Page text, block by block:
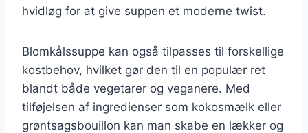
hvidløg for at give suppen et moderne twist.
Blomkålssuppe kan også tilpasses til forskellige
kostbehov, hvilket gør den til en populær ret
blandt både vegetarer og veganere. Med
tilføjelsen af ingredienser som kokosmælk eller
grøntsagsbouillon kan man skabe en lækker og